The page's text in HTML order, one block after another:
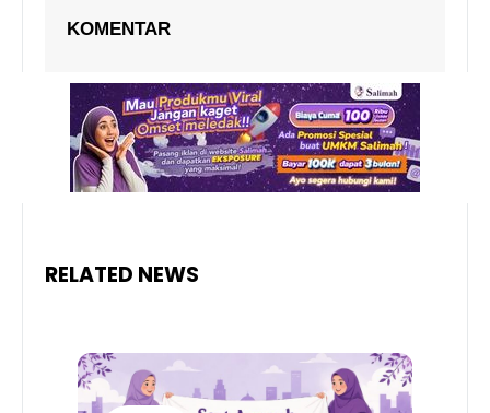
KOMENTAR
RELATED NEWS